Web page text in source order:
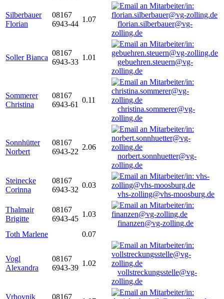
Silberbauer
Florian
08167
6943-44
1.07
florian.silberbauer@vg-
zolling.de
Soller Bianca
08167
6943-33
1.01
gebuehren.steuern@vg-
zolling.de
Sommerer
Christina
08167
6943-61
0.11
christina.sommerer@vg-
zolling.de
Sonnhütter
Norbert
08167
6943-22
2.06
norbert.sonnhuetter@vg-
zolling.de
Steinecke
Corinna
08167
6943-32
0.03
vhs-zolling@vhs-moosburg.de
Thalmair
Brigitte
08167
6943-45
1.03
finanzen@vg-zolling.de
Toth Marlene
0.07
Vogl
Alexandra
08167
6943-39
1.02
vollstreckungsstelle@vg-
zolling.de
Vrhovnik
08167